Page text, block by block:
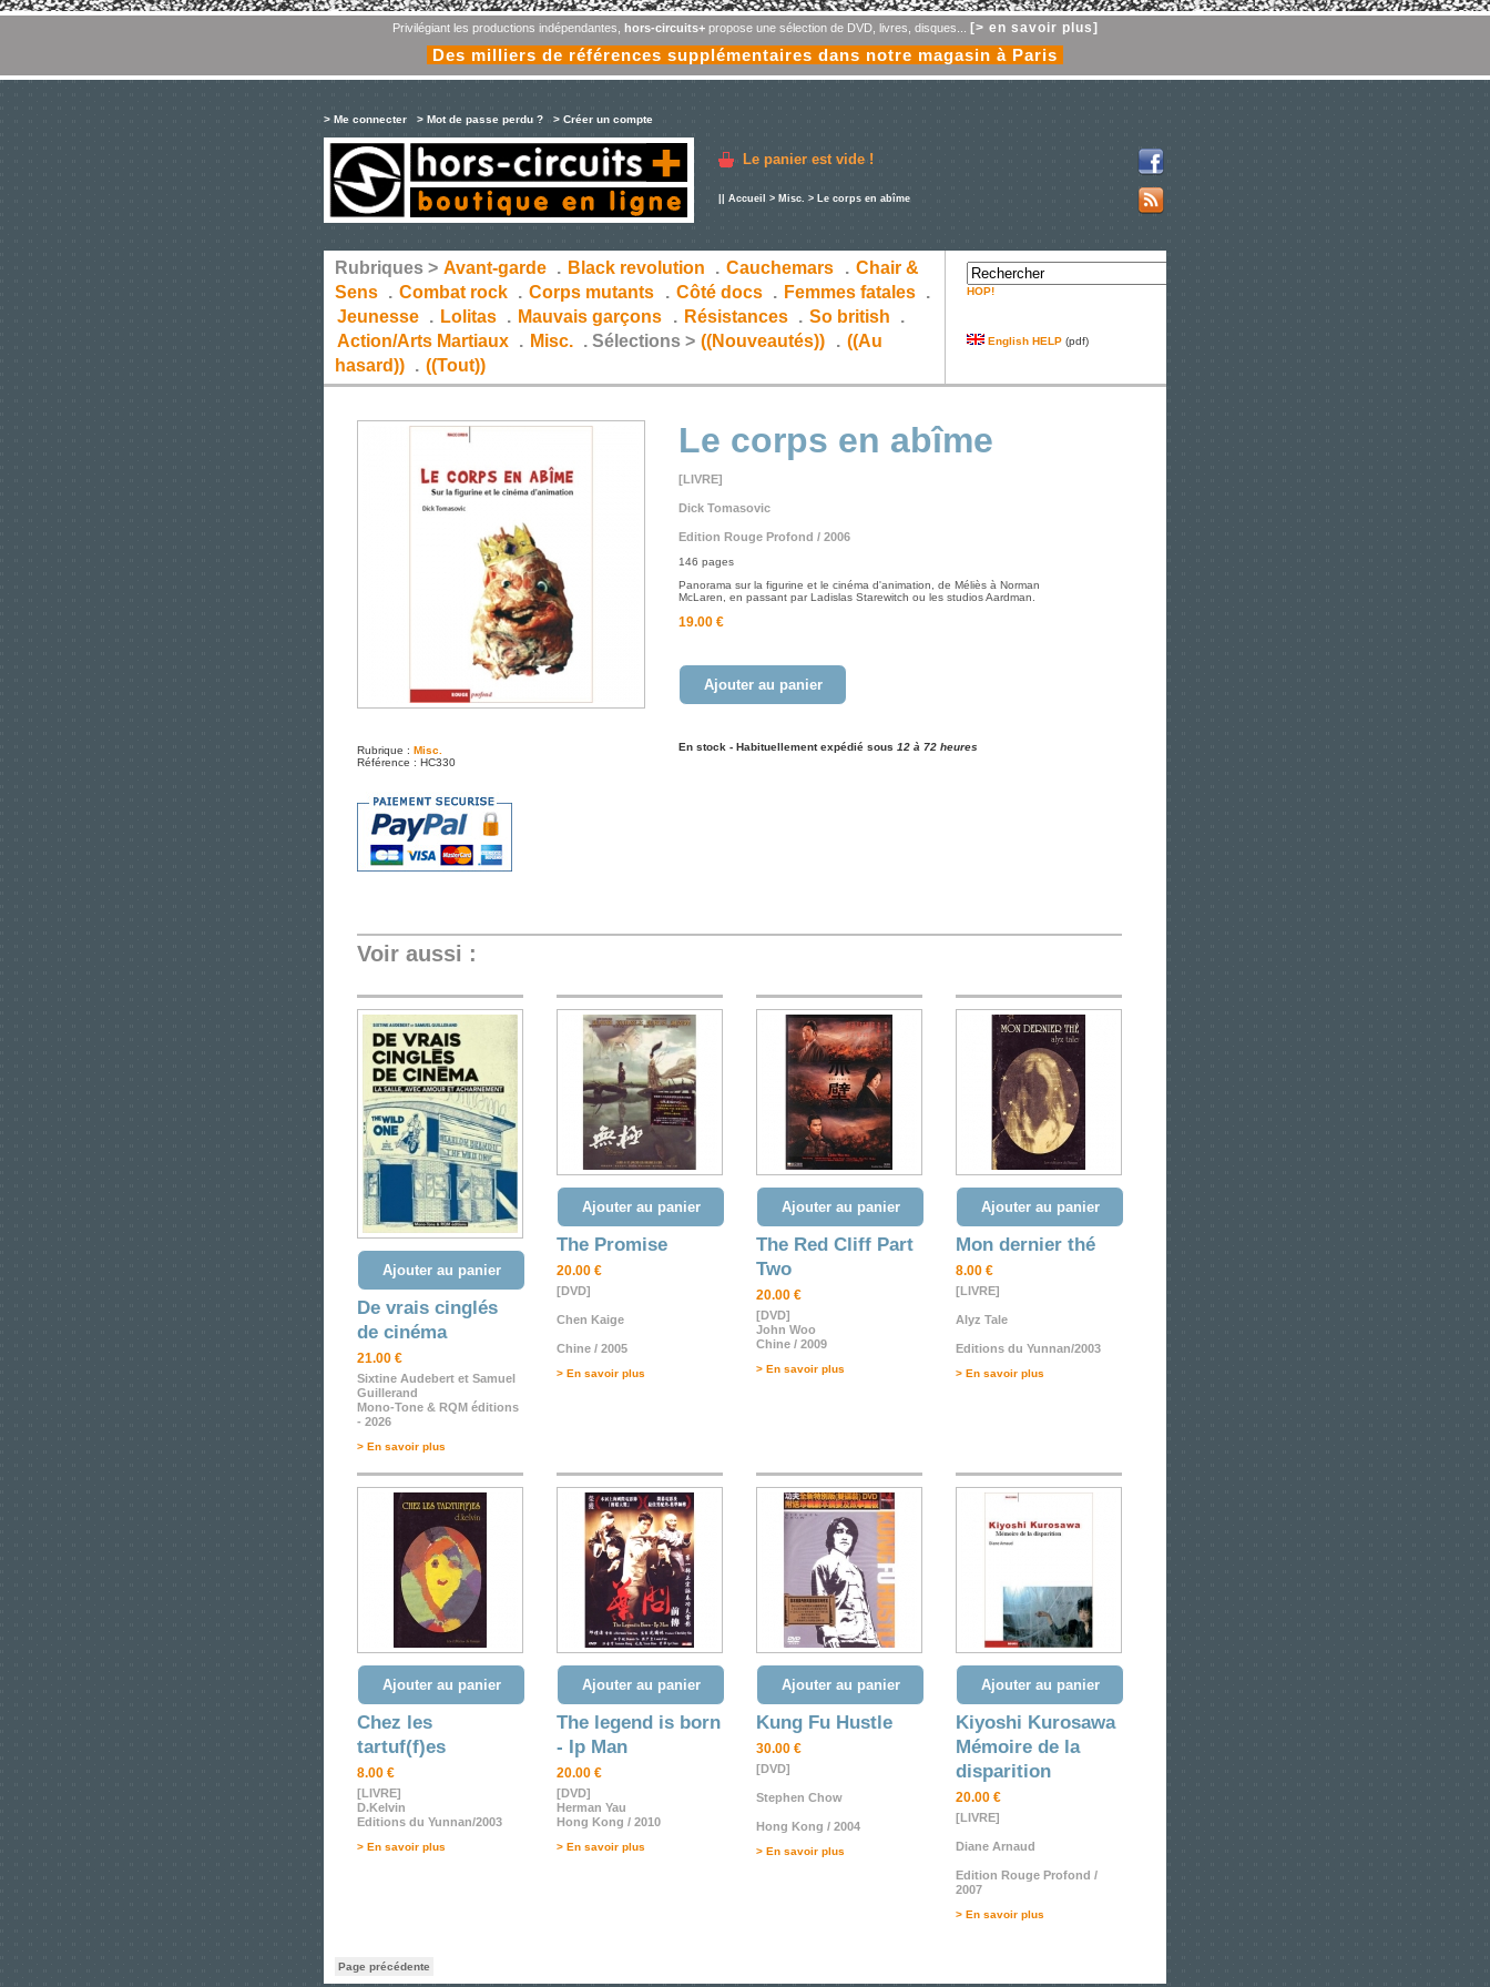
Privilégiant les productions indépendantes, hors-circuits+propose une sélection de DVD, livres, disques... [> en savoir plus]
Des milliers de références supplémentaires dans notre magasin à Paris
> Me connecter > Mot de passe perdu ? > Créer un compte
Le panier est vide !
Accueil > Misc. > Le corps en abîme
Rubriques > Avant-garde . Black revolution . Cauchemars . Chair &
Sens . Combat rock . Corps mutants . Côté docs . Femmes fatales
.
Jeunesse . Lolitas . Mauvais garçons . Résistances . So british
.
Action/Arts Martiaux . Misc. .Sélections > ((Nouveautés)) . ((Au
hasard)) . ((Tout))
HOP!
English HELP (pdf)
Rubrique : Misc.
Référence : HC330
Le corps en abîme
[LIVRE]
Dick Tomasovic
Edition Rouge Profond / 2006
146 pages
Panorama sur la figurine et le cinéma d'animation, de Méliès à Norman
McLaren, en passant par Ladislas Starewitch ou les studios Aardman.
19.00 €
Ajouter au panier
En stock - Habituellement expédié sous 12 à 72 heures
Voir aussi :
Ajouter au panier
De vrais cinglés
de cinéma
21.00 €
Sixtine Audebert et Samuel
Guillerand
Mono-Tone & RQM éditions
- 2026
> En savoir plus
Ajouter au panier
The Promise
20.00 €
[DVD]
Chen Kaige
Chine / 2005
> En savoir plus
Ajouter au panier
The Red Cliff Part
Two
20.00 €
[DVD]
John Woo
Chine / 2009
> En savoir plus
Ajouter au panier
Mon dernier thé
8.00 €
[LIVRE]
Alyz Tale
Editions du Yunnan/2003
> En savoir plus
Ajouter au panier
Chez les
tartuf(f)es
8.00 €
[LIVRE]
D.Kelvin
Editions du Yunnan/2003
> En savoir plus
Ajouter au panier
The legend is born
- Ip Man
20.00 €
[DVD]
Herman Yau
Hong Kong / 2010
> En savoir plus
Ajouter au panier
Kung Fu Hustle
30.00 €
[DVD]
Stephen Chow
Hong Kong / 2004
> En savoir plus
Ajouter au panier
Kiyoshi Kurosawa
Mémoire de la
disparition
20.00 €
[LIVRE]
Diane Arnaud
Edition Rouge Profond /
2007
> En savoir plus
Page précédente